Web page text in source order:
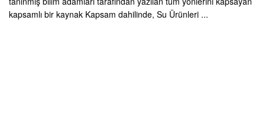
kapsamlı bir kaynak Kapsam dahilinde, Su Ürünleri ...